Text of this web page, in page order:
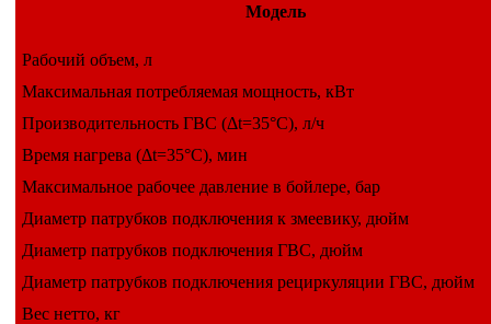
Модель
Рабочий объем, л
Максимальная потребляемая мощность, кВт
Производительность ГВС (Δt=35°С), л/ч
Время нагрева (Δt=35°С), мин
Максимальное рабочее давление в бойлере, бар
Диаметр патрубков подключения к змеевику, дюйм
Диаметр патрубков подключения ГВС, дюйм
Диаметр патрубков подключения рециркуляции ГВС, дюйм
Вес нетто, кг